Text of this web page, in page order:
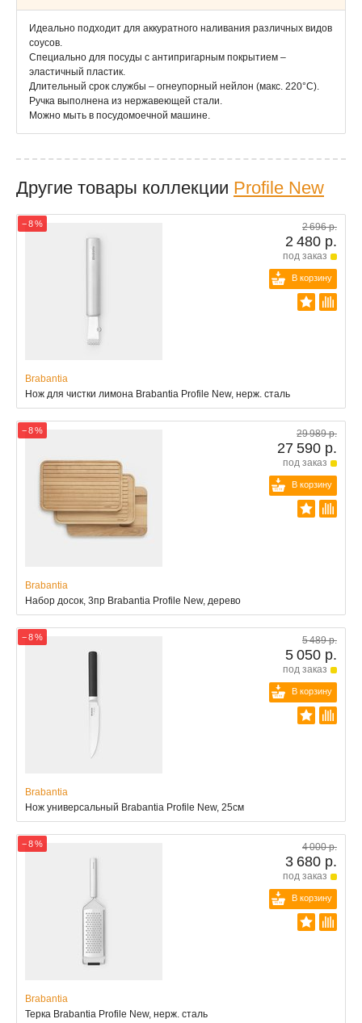
Идеально подходит для аккуратного наливания различных видов
соусов.
Специально для посуды с антипригарным покрытием –
эластичный пластик.
Длительный срок службы – огнеупорный нейлон (макс. 220°C).
Ручка выполнена из нержавеющей стали.
Можно мыть в посудомоечной машине.
Другие товары коллекции Profile New
− 8 % 2 696 р.
2 480 р.
под заказ
В корзину
Brabantia
Нож для чистки лимона Brabantia Profile New, нерж. сталь
− 8 % 29 989 р.
27 590 р.
под заказ
В корзину
Brabantia
Набор досок, 3пр Brabantia Profile New, дерево
− 8 % 5 489 р.
5 050 р.
под заказ
В корзину
Brabantia
Нож универсальный Brabantia Profile New, 25см
− 8 % 4 000 р.
3 680 р.
под заказ
В корзину
Brabantia
Терка Brabantia Profile New, нерж. сталь